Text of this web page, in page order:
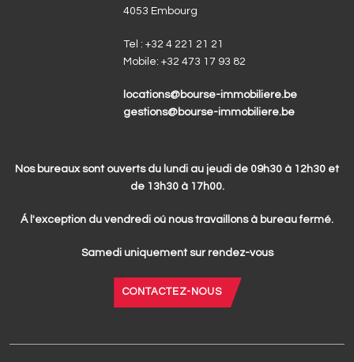
4053 Embourg
Tel : +32 4 221 21 21
Mobile: +32 473 17 93 82
locations@bourse-immobiliere.be
gestions@bourse-immobiliere.be
Nos bureaux sont ouverts du lundi au jeudi de 09h30 à 12h30 et
de 13h30 à 17h00.
Á l'exception du vendredi oú nous travaillons à bureau fermé.
Samedi uniquement sur rendez-vous
CONTACTEZ-NOUS